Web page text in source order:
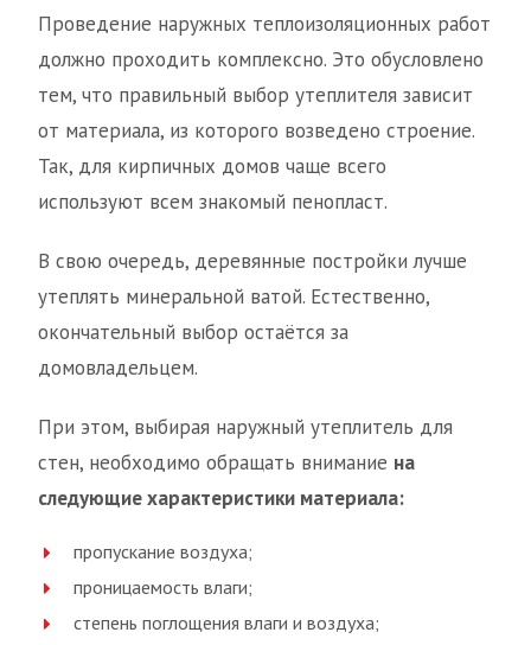
Проведение наружных теплоизоляционных работ
должно проходить комплексно. Это обусловлено
тем, что правильный выбор утеплителя зависит
от материала, из которого возведено строение.
Так, для кирпичных домов чаще всего
используют всем знакомый пенопласт.
В свою очередь, деревянные постройки лучше
утеплять минеральной ватой. Естественно,
окончательный выбор остаётся за
домовладельцем.
При этом, выбирая наружный утеплитель для
стен, необходимо обращать внимание на
следующие характеристики материала:
пропускание воздуха;
проницаемость влаги;
степень поглощения влаги и воздуха;